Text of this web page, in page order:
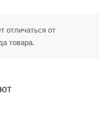
отличаться от
товара.